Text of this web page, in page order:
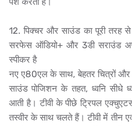
12. पिक्चर और साउंड का पूरी तरह
सरफेस ऑडियो+ और 3डी सराउंड
स्पीकर है
नए ए80एल के साथ, बेहतर चित्रों
साउंड पोजिशन के तहत, ध्वनि सीधे
आती है। टीवी के पीछे ट्रिपल
तस्वीर के साथ चलते हैं। टीवी में तीन